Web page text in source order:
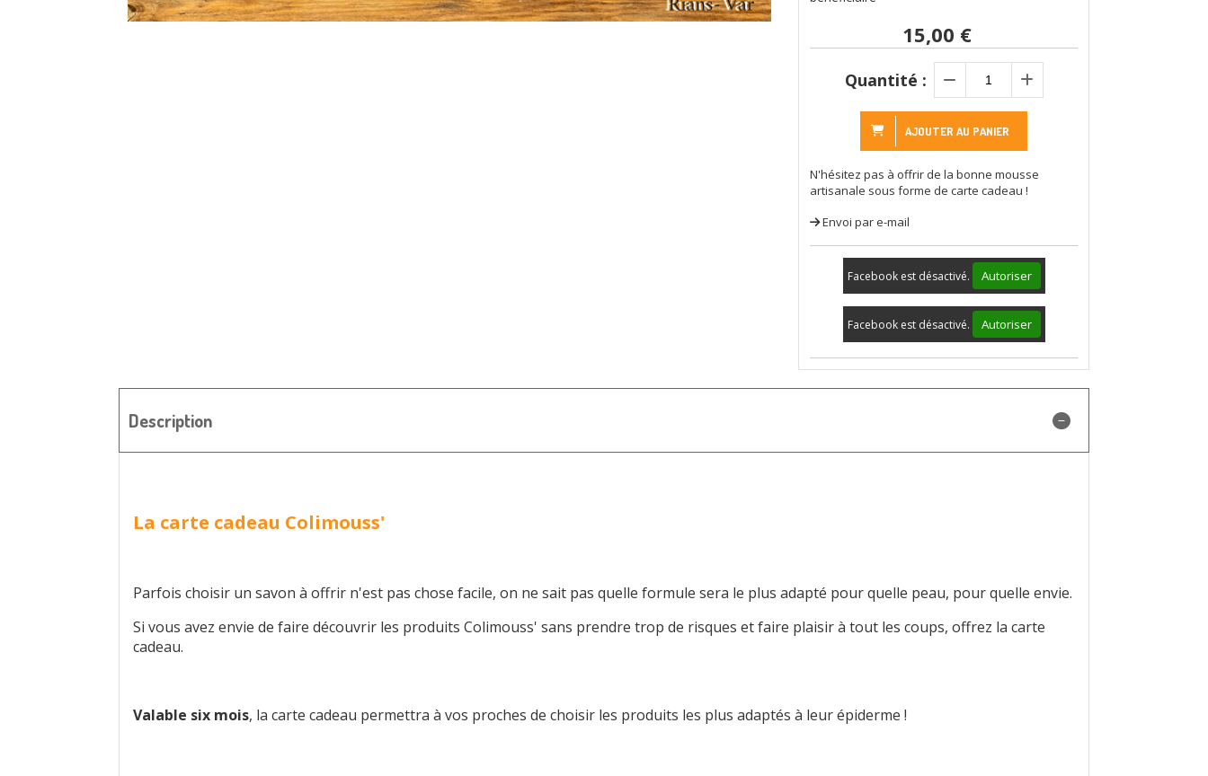
15,00 €
Quantité :
AJOUTER AU PANIER
N'hésitez pas à offrir de la bonne mousse
artisanale sous forme de carte cadeau !
Envoi par e-mail
Facebook est désactivé. Autoriser
Facebook est désactivé. Autoriser
Description
La carte cadeau Colimouss'
Parfois choisir un savon à offrir n'est pas chose facile, on ne sait pas quelle formule sera le plus adapté pour quelle peau, pour quelle envie.
Si vous avez envie de faire découvrir les produits Colimouss' sans prendre trop de risques et faire plaisir à tout les coups, offrez la carte
cadeau.
Valable six mois, la carte cadeau permettra à vos proches de choisir les produits les plus adaptés à leur épiderme !